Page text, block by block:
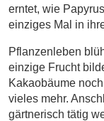
erntet, wie
einziges Mal in
Pflanzenleben
einzige Frucht
Kakaobäume
vieles mehr.
gärtnerisch tätig